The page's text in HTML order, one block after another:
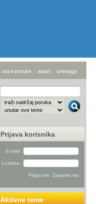
nove poruke | autori | pretraga
Prijava korisnika
E-mail:
Lozinka:
Aktivne teme